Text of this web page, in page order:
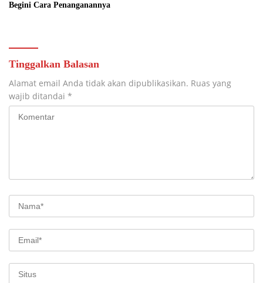
Begini Cara Penanganannya
Tinggalkan Balasan
Alamat email Anda tidak akan dipublikasikan. Ruas yang
wajib ditandai *